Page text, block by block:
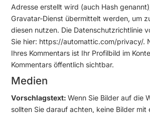
Adresse erstellt wird (auch Hash
Gravatar-Dienst übermittelt werden, um
diesen nutzen. Die Datenschutzrichtlinie
Sie hier: https://automattic.com/privacy/.
Ihres Kommentars ist Ihr Profilbild im
Kommentars öffentlich sichtbar.
Medien
Vorschlagstext:Wenn Sie Bilder auf die
sollten Sie darauf achten, keine Bilder